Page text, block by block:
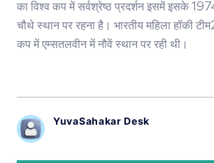
का विश्व कप में सर्वश्रेष्ठ प्रदर्शन इसमें इसके
चौथे स्थान पर रहना है। भारतीय महिला हॉकी
कप में एम्सतलवीन में नौवें स्थान पर रही थी।
YuvaSahakar Desk